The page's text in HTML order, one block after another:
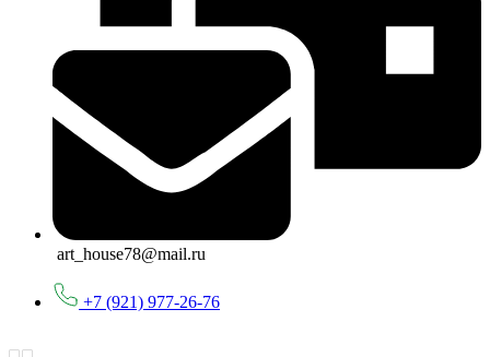
art_house78@mail.ru
+7 (921) 977-26-76